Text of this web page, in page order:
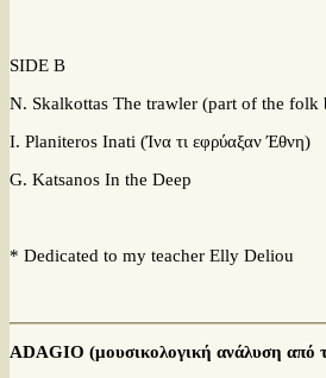
SIDE Β
N. Skalkottas The trawler (part of
Ι. Planiteros Inati (Ίνα
G. Katsanos
* Dedicated to my teacher Elly Deliou
ADAGIO (μουσικολογική ανάλυση από